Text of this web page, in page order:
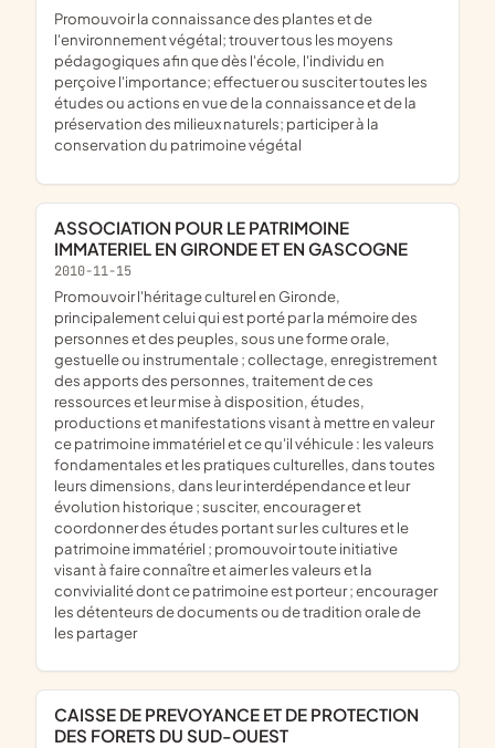
promouvoir la connaissance des plantes et de
l'environnement végétal; trouver tous les moyens
pédagogiques afin que dès l'école, l'individu en
perçoive l'importance; effectuer ou susciter toutes les
études ou actions en vue de la connaissance et de la
préservation des milieux naturels; participer à la
conservation du patrimoine végétal
ASSOCIATION POUR LE PATRIMOINE
IMMATERIEL EN GIRONDE ET EN GASCOGNE
2010-11-15
promouvoir l'héritage culturel en Gironde,
principalement celui qui est porté par la mémoire des
personnes et des peuples, sous une forme orale,
gestuelle ou instrumentale ; collectage, enregistrement
des apports des personnes, traitement de ces
ressources et leur mise à disposition, études,
productions et manifestations visant à mettre en valeur
ce patrimoine immatériel et ce qu'il véhicule : les valeurs
fondamentales et les pratiques culturelles, dans toutes
leurs dimensions, dans leur interdépendance et leur
évolution historique ; susciter, encourager et
coordonner des études portant sur les cultures et le
patrimoine immatériel ; promouvoir toute initiative
visant à faire connaître et aimer les valeurs et la
convivialité dont ce patrimoine est porteur ; encourager
les détenteurs de documents ou de tradition orale de
les partager
CAISSE DE PREVOYANCE ET DE PROTECTION
DES FORETS DU SUD-OUEST